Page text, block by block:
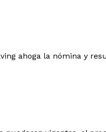
ahoga la nómina y